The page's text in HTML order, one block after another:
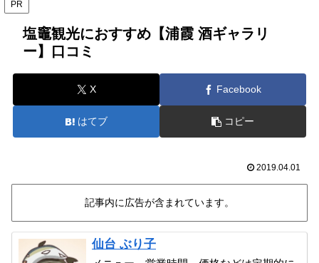
PR
塩竈観光におすすめ【浦霞 酒ギャラリ
ー】口コミ
X Facebook
はてブ コピー
2019.04.01
記事内に広告が含まれています。
仙台 ぶり子